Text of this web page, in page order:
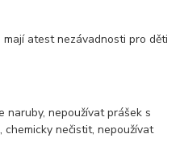
atest nezávadnosti pro děti
naruby, nepoužívat prášek s
chemicky nečistit, nepoužívat